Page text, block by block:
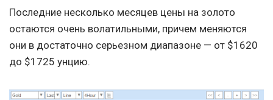
Последние несколько месяцев цены на золото
остаются очень волатильными, причем меняются
они в достаточно серьезном диапазоне — от $1620
до $1725 унцию.